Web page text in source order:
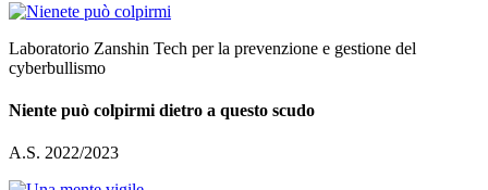
Laboratorio Zanshin Tech per la prevenzione e gestione del
cyberbullismo
Niente può colpirmi dietro a questo scudo
A.S. 2022/2023